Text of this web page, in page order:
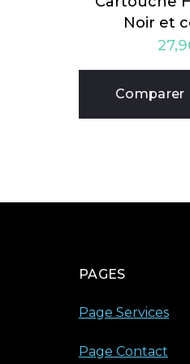
Noir et
Comparer
PAGES
Page Services
Page Contact